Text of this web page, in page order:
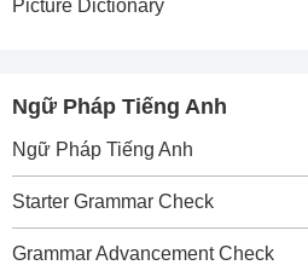
Picture Dictionary
Ngữ Pháp Tiếng Anh
Ngữ Pháp Tiếng Anh
Starter Grammar Check
Grammar Advancement Check